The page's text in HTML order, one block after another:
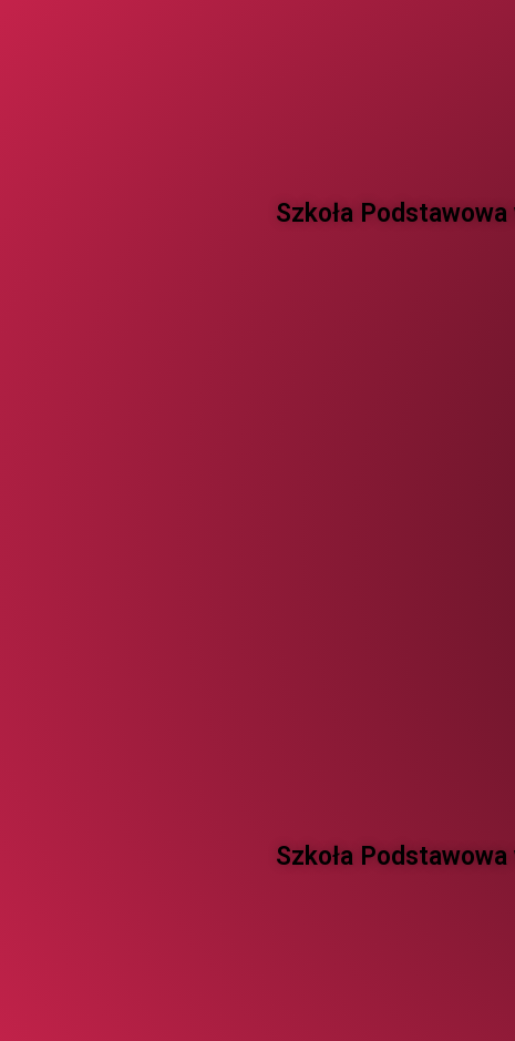
Szkoła Podstawowa
Szkoła Podstawowa